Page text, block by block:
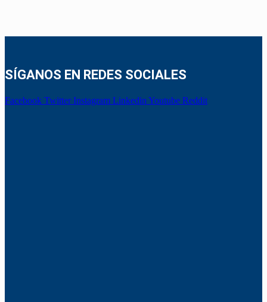
SÍGANOS EN REDES SOCIALES
Facebook Twitter Instagram Linkedin Youtube Reddit